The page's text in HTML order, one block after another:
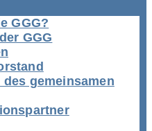
GGG?
GGG
des gemeinsamen